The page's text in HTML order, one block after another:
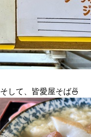
そして、皆愛屋そば🍜